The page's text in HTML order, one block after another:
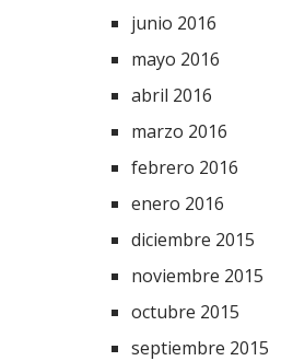
junio 2016
mayo 2016
abril 2016
marzo 2016
febrero 2016
enero 2016
diciembre 2015
noviembre 2015
octubre 2015
septiembre 2015